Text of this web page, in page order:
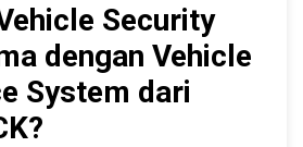
Security
dengan Vehicle
System dari